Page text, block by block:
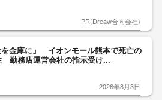
PR(Dreaw合同会社)
を金庫に」 イオンモール熊本で死亡の
勤務店運営会社の指示受け...
2026年8月3日